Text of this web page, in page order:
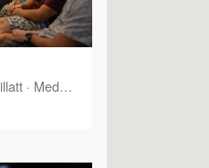
· Medbrakt drikke tillatt